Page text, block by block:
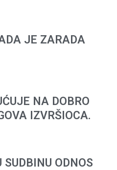
JE ZARADA
NA DOBRO
IZVRŠIOCA.
ODNOS